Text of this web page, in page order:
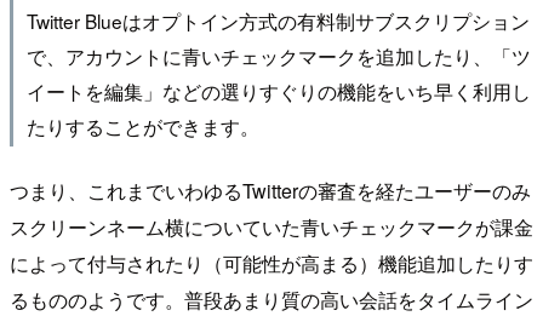
Twitter Blueはオプトイン方式の有料制サブスクリプション
で、アカウントに青いチェックマークを追加したり、「ツ
イートを編集」などの選りすぐりの機能をいち早く利用し
たりすることができます。
つまり、これまでいわゆるTwitterの審査を経たユーザーのみ
スクリーンネーム横についていた青いチェックマークが課金
によって付与されたり（可能性が高まる）機能追加したりす
るもののようです。普段あまり質の高い会話をタイムライン